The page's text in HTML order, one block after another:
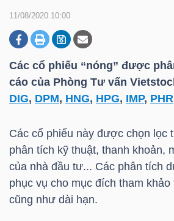
11/08/2020 10:00
Các cổ phiếu “nóng” được
cáo của Phòng Tư vấn
DIG, DPM, HNG, HPG, IMP, PHR
Các cổ phiếu này được chọn lọc
phân tích kỹ thuật, thanh khoản,
của nhà đầu tư... Các phân tích
phục vụ cho mục đích tham khảo
cũng như dài hạn.
DOANH
NGHIỆP
ĐỘNG
SẢN